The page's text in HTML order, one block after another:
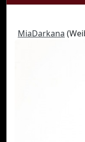
MiaDarkana